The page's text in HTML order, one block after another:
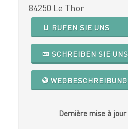
84250 Le Thor
RUFEN SIE UNS
SCHREIBEN SIE UNS
WEGBESCHREIBUNG
Dernière mise à jour